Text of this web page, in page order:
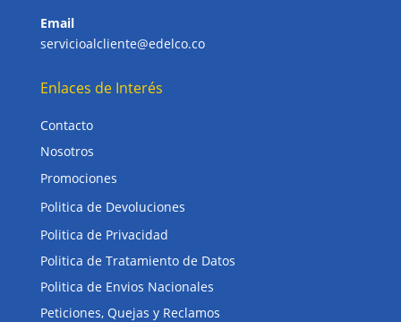
Email
servicioalcliente@edelco.co
Enlaces de Interés
Contacto
Nosotros
Promociones
Politica de Devoluciones
Politica de Privacidad
Politica de Tratamiento de Datos
Politica de Envios Nacionales
Peticiones, Quejas y Reclamos